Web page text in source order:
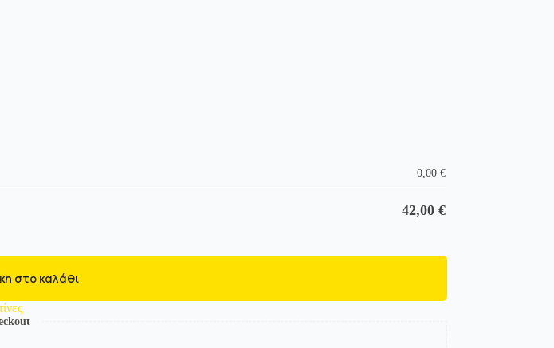
0,00 €
42,00 €
στο καλάθι